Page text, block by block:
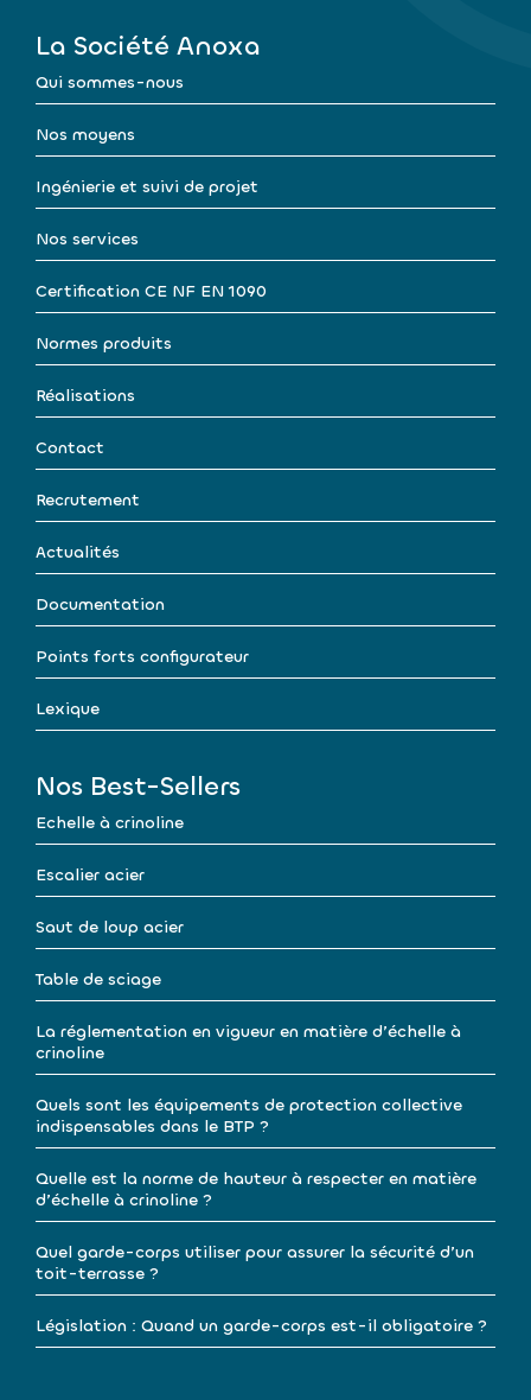
La Société Anoxa
Qui sommes-nous
Nos moyens
Ingénierie et suivi de projet
Nos services
Certification CE NF EN 1090
Normes produits
Réalisations
Contact
Recrutement
Actualités
Documentation
Points forts configurateur
Lexique
Nos Best-Sellers
Echelle à crinoline
Escalier acier
Saut de loup acier
Table de sciage
La réglementation en vigueur en matière d’échelle à
crinoline
Quels sont les équipements de protection collective
indispensables dans le BTP ?
Quelle est la norme de hauteur à respecter en matière
d’échelle à crinoline ?
Quel garde-corps utiliser pour assurer la sécurité d’un
toit-terrasse ?
Législation : Quand un garde-corps est-il obligatoire ?